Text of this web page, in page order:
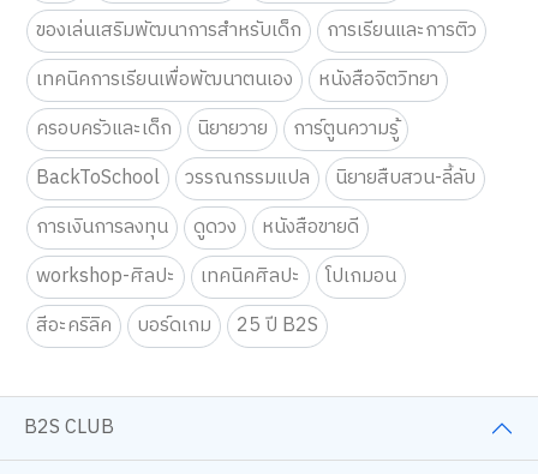
ของเล่นเสริมพัฒนาการสำหรับเด็ก
การเรียนและการติว
เทคนิคการเรียนเพื่อพัฒนาตนเอง
หนังสือจิตวิทยา
ครอบครัวและเด็ก
นิยายวาย
การ์ตูนความรู้
BackToSchool
วรรณกรรมแปล
นิยายสืบสวน-ลี้ลับ
การเงินการลงทุน
ดูดวง
หนังสือขายดี
workshop-ศิลปะ
เทคนิคศิลปะ
โปเกมอน
สีอะคริลิค
บอร์ดเกม 25 ปี B2S
B2S CLUB